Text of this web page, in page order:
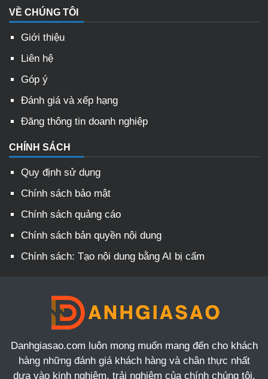
VỀ CHÚNG TÔI
Giới thiệu
Liên hệ
Góp ý
Đánh giá và xếp hạng
Đăng thông tin doanh nghiệp
CHÍNH SÁCH
Quy định sử dụng
Chính sách bảo mật
Chính sách quảng cáo
Chính sách bản quyền nội dung
Chính sách: Tạo nội dung bằng AI bị cấm
Danhgiasao.com luôn mong muốn mang đến cho khách
hàng những đánh giá khách hàng và chân thực nhất
dựa vào kinh nghiệm, trải nghiệm của chính chúng tôi.